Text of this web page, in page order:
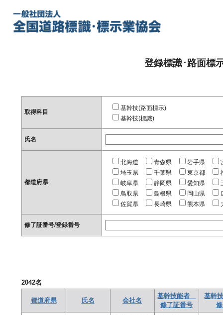
登録標識･路面標
取得科目
基幹技(路面標示)
基幹技(標識)
氏名
都道府県
北海道 青森県 岩手県
埼玉県
千葉県 東京都
岐阜県
静岡県 愛知県
鳥取県
島根県 岡山県
佐賀県
長崎県 熊本県
修了証番号/登録番号
2042名
都道府県 氏名 会社名
基幹技能者
修了証番号
基幹